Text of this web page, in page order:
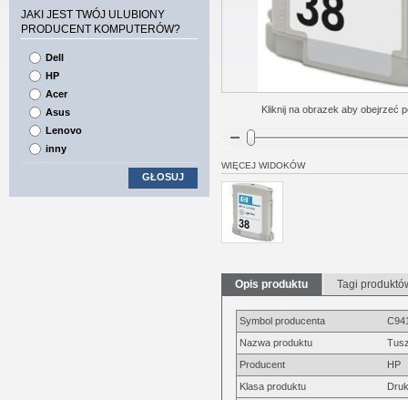
Kliknij na obrazek aby obejrzeć
WIĘCEJ WIDOKÓW
Opis produktu Tagi
Symbol producenta
Nazwa produktu
Producent
HP
Klasa produktu
JAKI JEST TWÓJ ULUBIONY
PRODUCENT KOMPUTERÓW?
Dell
HP
Acer
Asus
Lenovo
inny
GŁOSUJ